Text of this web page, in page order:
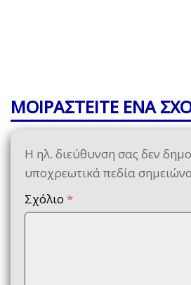
ΜΟΙΡΑΣΤΕΙΤΕ ΕΝΑ
Η ηλ. διεύθυνση σας δεν
υποχρεωτικά πεδία
Σχόλιο *